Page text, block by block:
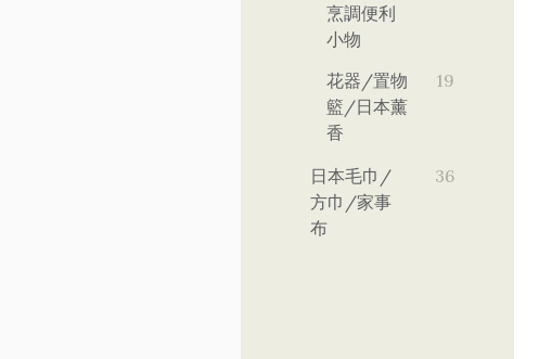
烹調便利
小物
花器/置物
籃/日本薰
香
19
日本毛巾/
方巾/家事
布
36